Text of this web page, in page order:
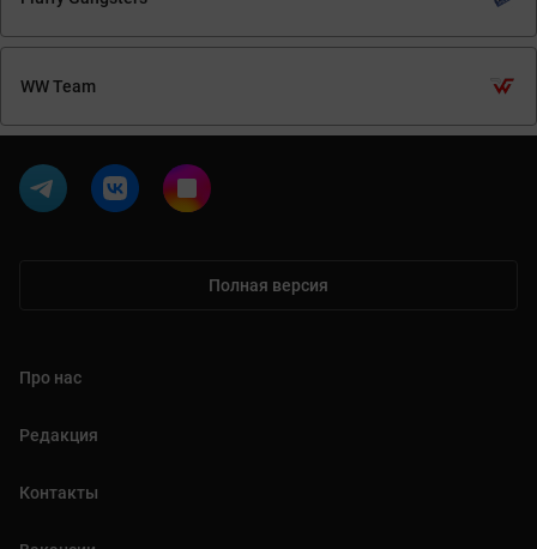
WW Team
Полная версия
Про нас
Редакция
Контакты